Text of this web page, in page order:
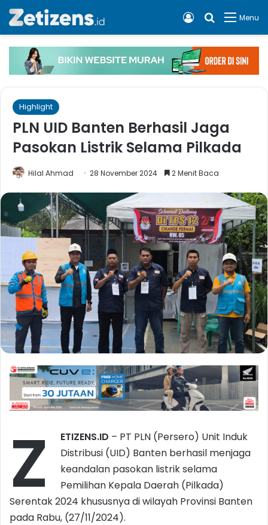
Menu
Cari apa,
Log In
Highlight
PLN UID Banten Berhasil Jaga
Pasokan Listrik Selama Pilkada
Hilal Ahmad 28 November 2024 2 Menit Baca
Z ETIZENS.ID – PT PLN (Persero) Unit Induk
Distribusi (UID) Banten berhasil menjaga
keandalan pasokan listrik selama
Pemilihan Kepala Daerah (Pilkada)
Serentak 2024 khususnya di wilayah Provinsi Banten
pada Rabu, (27/11/2024).